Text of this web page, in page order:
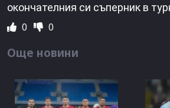
окончателния си съперник в
0 0
Още новини